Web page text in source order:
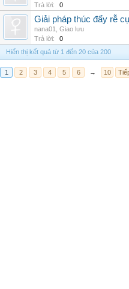
Trả lời:
0
Giải pháp thúc đẩy rễ
nana01
Giao lưu
Trả lời:
0
Hiển thị kết quả từ 1 đến 20 của 200
1 2 3 4 5 6 → 10